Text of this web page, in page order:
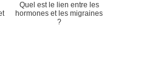
Quel est le lien entre les
hormones et les migraines
?